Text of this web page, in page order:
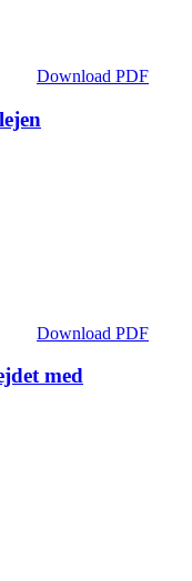
Download PDF
Download PDF
med